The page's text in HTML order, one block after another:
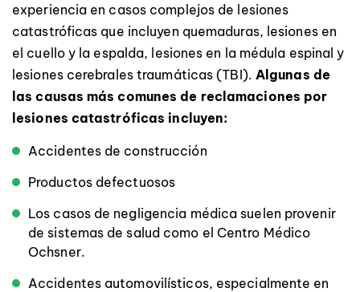
experiencia en casos complejos de lesiones
catastróficas que incluyen quemaduras, lesiones en
el cuello y la espalda, lesiones en la médula espinal y
lesiones cerebrales traumáticas (TBI). Algunas de
las causas más comunes de reclamaciones por
lesiones catastróficas incluyen:
Accidentes de construcción
Productos defectuosos
Los casos de negligencia médica suelen provenir
de sistemas de salud como el Centro Médico
Ochsner.
Accidentes automovilísticos, especialmente en